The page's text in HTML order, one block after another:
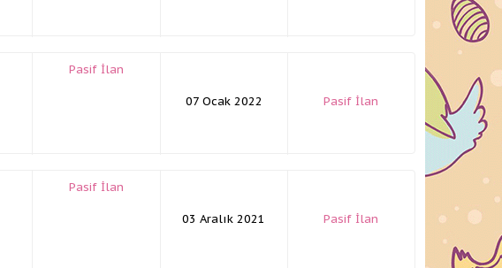
Pasif İlan
07 Ocak 2022 Pasif İlan
Pasif İlan
03 Aralık 2021 Pasif İlan